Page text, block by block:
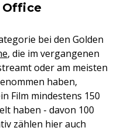
Office
bei den Golden
, die im vergangenen
oder am meisten
haben,
Film mindestens 150
haben - davon 100
zählen hier auch